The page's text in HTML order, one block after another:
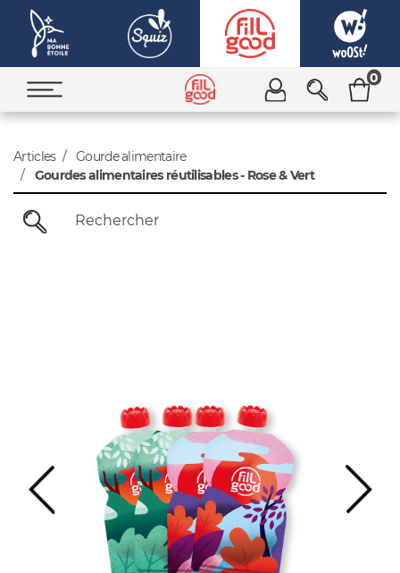
0
Articles
Gourde alimentaire
Gourdes alimentaires réutilisables - Rose & Vert